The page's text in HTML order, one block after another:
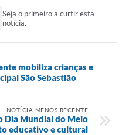
Seja o primeiro a curtir esta
notícia.
mobiliza crianças e
São Sebastião
NOTÍCIA MENOS RECENTE
Dia Mundial do Meio
educativo e cultural